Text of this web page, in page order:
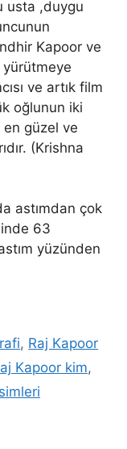
usta ,duygu
Kapoor ve
ve artık film
oğlunun iki
en güzel ve
(Krishna
astımdan çok
63
yüzünden
, Raj Kapoor
Kapoor kim,